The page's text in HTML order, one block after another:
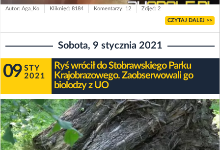
Autor: Aga_Ko Kliknięć: 8184 Komentarzy: 12 Zdjęć: 2
CZYTAJ DALEJ >>
Sobota, 9 stycznia 2021
09 STY
2021
Ryś wrócił do Stobrawskiego Parku
Krajobrazowego. Zaobserwowali go
biolodzy z UO